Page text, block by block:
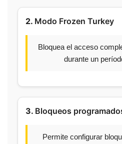
2. Modo Frozen Turkey
Bloquea el acceso
durante un
3. Bloqueos
Permite configurar